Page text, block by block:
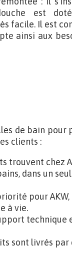
est
facile. Il est
ainsi aux
de bain pour
clients :
trouvent chez
dans un
pour
à vie.
sont livrés